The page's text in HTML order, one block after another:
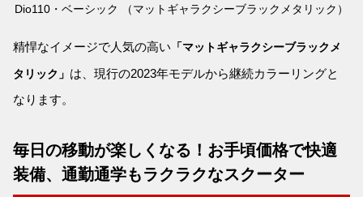
Dio110・ベーシック （マットギャラクシーブラックメタリック）
精悍なイメージで人気の高い 「マットギャラクシーブラックメ
タリック」 は、現行の2023年モデルから継続カラーリングと
なります。
毎日の移動が楽しくなる！お手頃価格で快適
装備、通勤通学もラクラクなスクーター